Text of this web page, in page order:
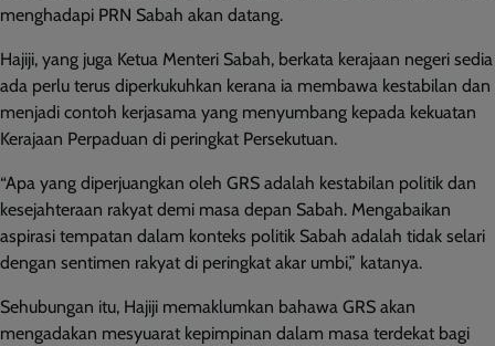
menghadapi PRN Sabah akan datang.
Hajiji, yang juga Ketua Menteri Sabah, berkata kerajaan negeri sedia
ada perlu terus diperkukuhkan kerana ia membawa kestabilan dan
menjadi contoh kerjasama yang menyumbang kepada kekuatan
Kerajaan Perpaduan di peringkat Persekutuan.
“Apa yang diperjuangkan oleh GRS adalah kestabilan politik dan
kesejahteraan rakyat demi masa depan Sabah. Mengabaikan
aspirasi tempatan dalam konteks politik Sabah adalah tidak selari
dengan sentimen rakyat di peringkat akar umbi,” katanya.
Sehubungan itu, Hajiji memaklumkan bahawa GRS akan
mengadakan mesyuarat kepimpinan dalam masa terdekat bagi